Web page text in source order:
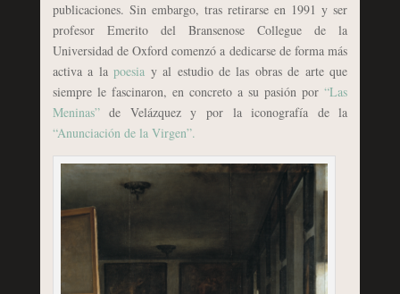
publicaciones. Sin embargo, tras retirarse en 1991 y ser
profesor Emerito del Bransenose Collegue de la
Universidad de Oxford comenzó a dedicarse de forma más
activa a lapoesia y al estudio de las obras de arte que
siempre le fascinaron, en concreto a su pasión por“Las
Meninas”de Velázquez y por la iconografía de la
“Anunciación de la Virgen”.